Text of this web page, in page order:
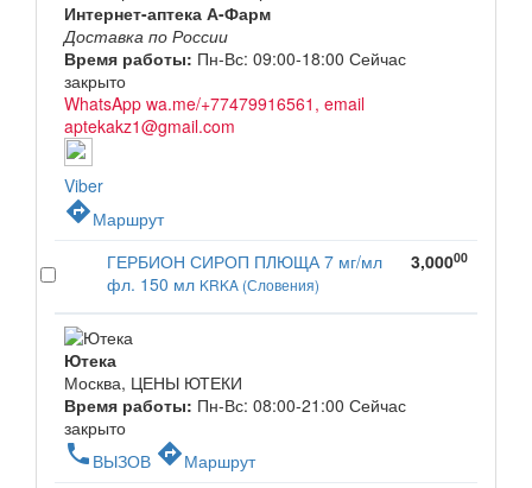
Интернет-аптека А-Фарм
Доставка по России
Время работы: Пн-Вс: 09:00-18:00 Сейчас
закрыто
WhatsApp wa.me/+77479916561, email
aptekakz1@gmail.com
Viber
directionsМаршрут
ГЕРБИОН СИРОП ПЛЮЩА 7 мг/мл
фл. 150 мл KRKA (Словения)
3,00000
Ютека
Москва, ЦЕНЫ ЮТЕКИ
Время работы: Пн-Вс: 08:00-21:00 Сейчас
закрыто
phone ВЫЗОВ directionsМаршрут